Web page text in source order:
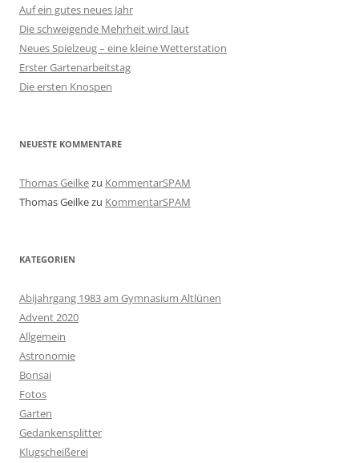
Auf ein gutes neues Jahr
Die schweigende Mehrheit wird laut
Neues Spielzeug – eine kleine Wetterstation
Erster Gartenarbeitstag
Die ersten Knospen
NEUESTE KOMMENTARE
Thomas Geilkezu KommentarSPAM
Thomas Geilkezu KommentarSPAM
KATEGORIEN
Abijahrgang 1983 am Gymnasium Altlünen
Advent 2020
Allgemein
Astronomie
Bonsai
Fotos
Garten
Gedankensplitter
Klugscheißerei